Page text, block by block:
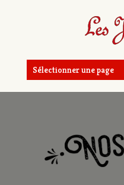
Sélectionner une page